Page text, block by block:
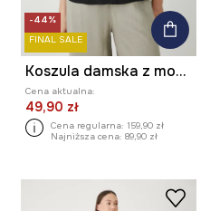
-44%
FINAL SALE
Koszula damska z modalem z ozdobną aplikacją kolor czarny
Cena aktualna:
49,90 zł
Cena regularna: 159,90 zł
Najniższa cena: 89,90 zł